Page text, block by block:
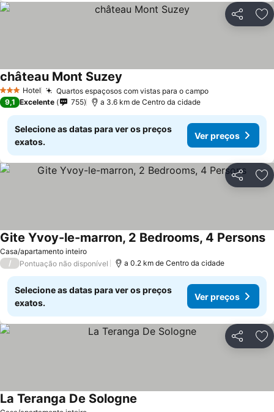
Partilhar
3 EstrelasHotel Quartos espaçosos com vistas para o campoVer preços
château Mont Suzey
9,1 Excelente 755 a 3.6 km de Centro da cidade
Selecione as datas para ver os preços
exatos.
Ver preços
Partilhar
Casa/apartamento inteiro
Gite Yvoy-le-marron, 2 Bedrooms, 4 Persons
/ Pontuação não disponível a 0.2 km de Centro da cidade
Selecione as datas para ver os preços
exatos.
Ver preços
Partilhar
La Teranga De Sologne